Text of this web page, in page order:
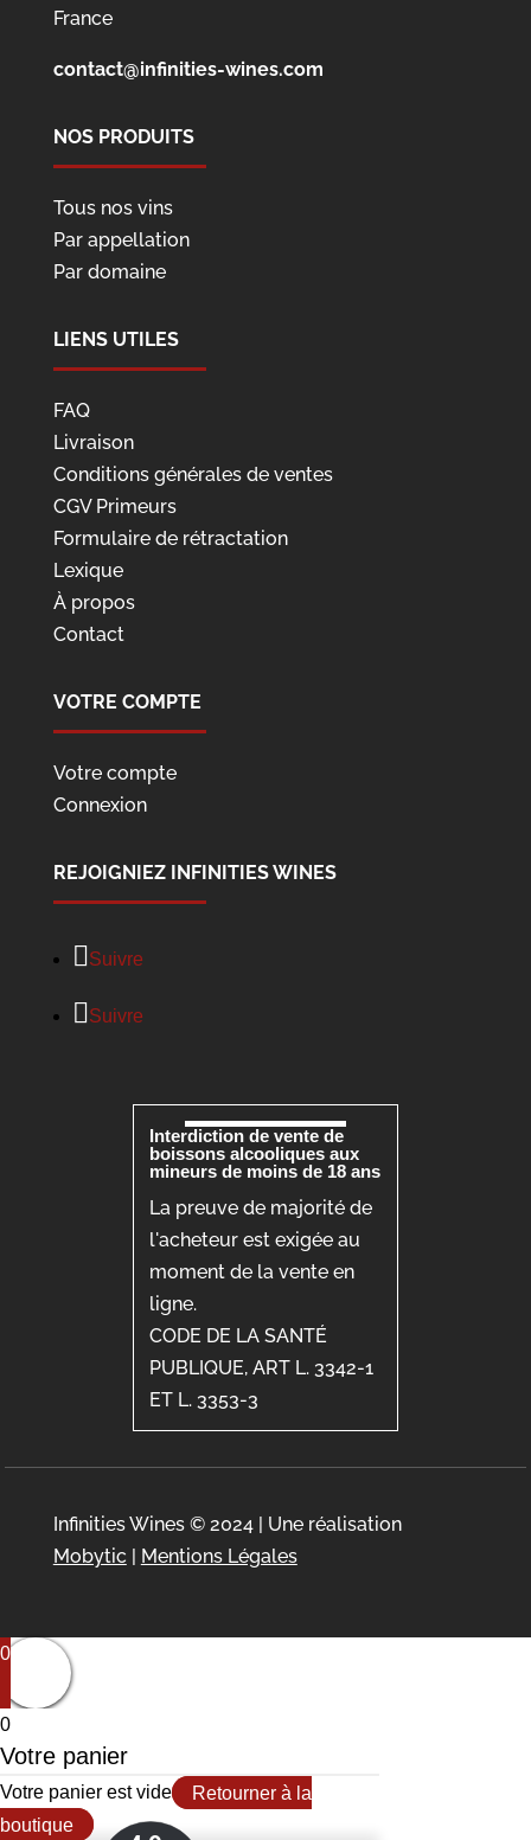
France
contact@infinities-wines.com
NOS PRODUITS
Tous nos vins
Par appellation
Par domaine
LIENS UTILES
FAQ
Livraison
Conditions générales de ventes
CGV Primeurs
Formulaire de rétractation
Lexique
À propos
Contact
VOTRE COMPTE
Votre compte
Connexion
REJOIGNIEZ INFINITIES WINES
Suivre
Suivre
Interdiction de vente de
boissons alcooliques aux
mineurs de moins de 18 ans
La preuve de majorité de
l'acheteur est exigée au
moment de la vente en
ligne.
CODE DE LA SANTÉ
PUBLIQUE, ART L. 3342-1
ET L. 3353-3
Infinities Wines © 2024 | Une réalisation
Mobytic
Mentions Légales
0
0
Votre panier
Votre panier est vide
Retourner à la
boutique